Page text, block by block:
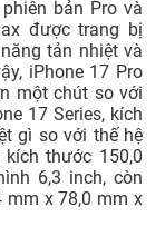
bản Pro và
được trang bị
tản nhiệt và
iPhone 17 Pro
một chút so với
17 Series, kích
gì so với thế hệ
thước 150,0
6,3 inch, còn
mm x 78,0 mm x